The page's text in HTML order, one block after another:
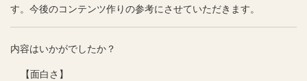
す。今後のコンテンツ作りの参考にさせていただきます。
内容はいかがでしたか？
【面白さ】